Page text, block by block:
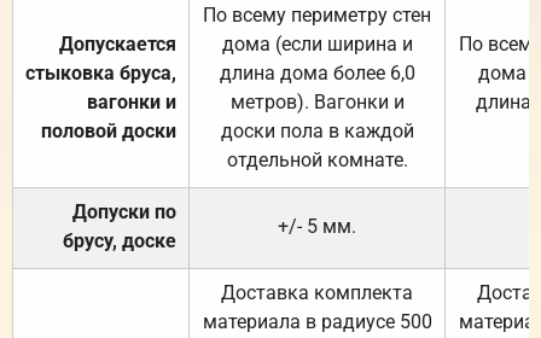
Допускается
стыковка бруса,
вагонки и
половой доски
По всему периметру стен
дома (если ширина и
длина дома более 6,0
метров). Вагонки и
доски пола в каждой
отдельной комнате.
По
дома
длина
Допуски по
брусу, доске
+/- 5 мм.
Доставка комплекта
материала в радиусе 500